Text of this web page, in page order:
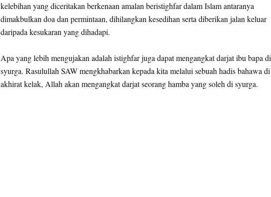
kelebihan yang diceritakan berkenaan amalan beristighfar dalam Islam antaranya
dimakbulkan doa dan permintaan, dihilangkan kesedihan serta diberikan jalan keluar
daripada kesukaran yang dihadapi.
Apa yang lebih mengujakan adalah istighfar juga dapat mengangkat darjat ibu bapa di
syurga. Rasulullah SAW mengkhabarkan kepada kita melalui sebuah hadis bahawa di
akhirat kelak, Allah akan mengangkat darjat seorang hamba yang soleh di syurga.